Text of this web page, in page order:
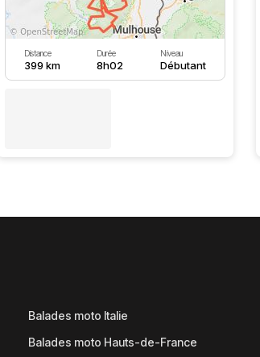
Distance
399 km
Durée
8h02
Niveau
Débutant
Balades moto Italie
Balades moto Hauts-de-France